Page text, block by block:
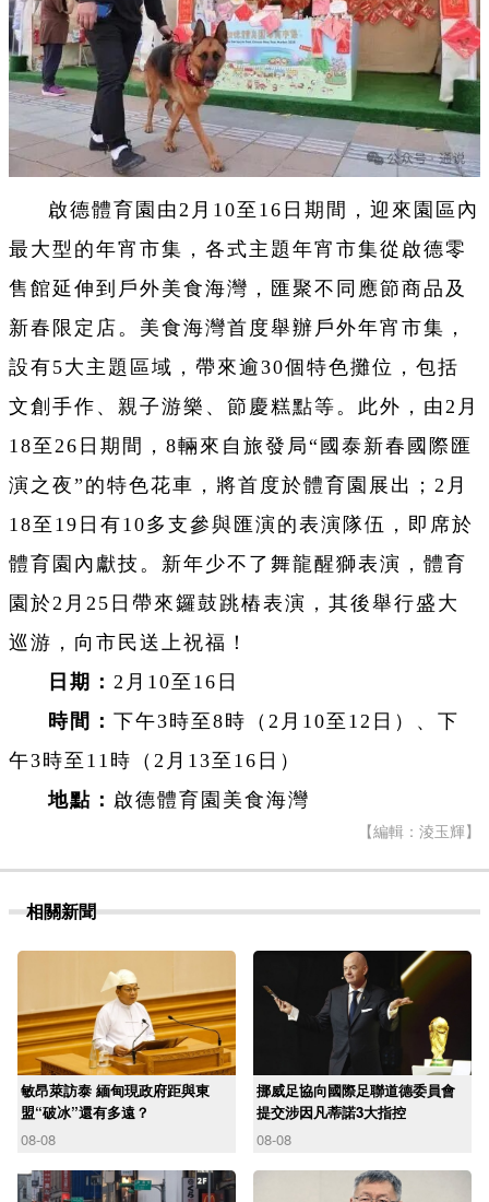
啟德體育園由2月10至16日期間，迎來園區內
最大型的年宵市集，各式主題年宵市集從啟德零
售館延伸到戶外美食海灣，匯聚不同應節商品及
新春限定店。美食海灣首度舉辦戶外年宵市集，
設有5大主題區域，帶來逾30個特色攤位，包括
文創手作、親子游樂、節慶糕點等。此外，由2月
18至26日期間，8輛來自旅發局“國泰新春國際匯
演之夜”的特色花車，將首度於體育園展出；2月
18至19日有10多支參與匯演的表演隊伍，即席於
體育園內獻技。新年少不了舞龍醒獅表演，體育
園於2月25日帶來鑼鼓跳樁表演，其後舉行盛大
巡游，向市民送上祝福！
日期： 2月10至16日
時間： 下午3時至8時（2月10至12日）、下
午3時至11時（2月13至16日）
地點： 啟德體育園美食海灣
【編輯：淩玉輝】
相關新聞
敏昂萊訪泰 緬甸現政府距與東
盟“破冰”還有多遠？
08-08
挪威足協向國際足聯道德委員會
提交涉因凡蒂諾3大指控
08-08